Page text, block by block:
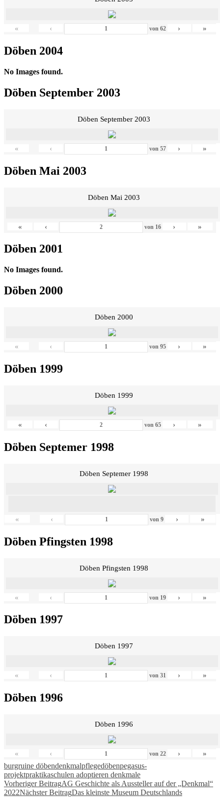
« ‹ von 62 › »
Döben 2004
No Images found.
Döben September 2003
Döben September 2003
« ‹ von 57 › »
Döben Mai 2003
Döben Mai 2003
« ‹ von 16 › »
Döben 2001
No Images found.
Döben 2000
Döben 2000
« ‹ von 95 › »
Döben 1999
Döben 1999
« ‹ von 65 › »
Döben Septemer 1998
Döben Septemer 1998
« ‹ von9 › »
Döben Pfingsten 1998
Döben Pfingsten 1998
« ‹ von 19 › »
Döben 1997
Döben 1997
« ‹ von 31 › »
Döben 1996
Döben 1996
« ‹ von 22 › »
burgruine döbendenkmalpflegedöbenpegasus-
projektpraktikaschulen adoptieren denkmale
Beitragsnavigation
Vorheriger BeitragAG Geschichte als Aussteller auf der „Denkmal“
2022Nächster BeitragDas kleinste Museum Deutschlands